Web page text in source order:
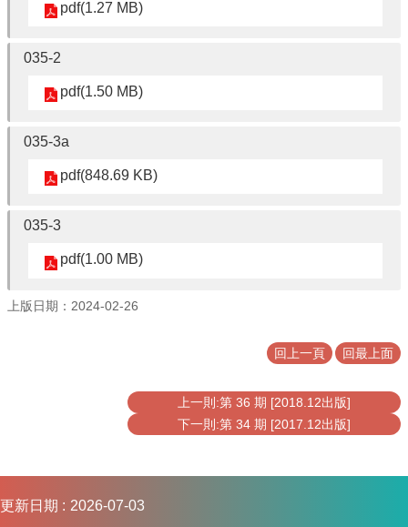
連
pdf(1.27 MB)
035-2
pdf(1.50 MB)
035-3a
pdf(848.69 KB)
035-3
pdf(1.00 MB)
上版日期：2024-02-26
回上一頁 回最上面
上一則:第 36 期 [2018.12出版]
下一則:第 34 期 [2017.12出版]
更新日期 2026-07-03